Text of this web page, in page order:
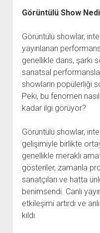
Görüntülü Show
Görüntülü showlar,
yayınlanan
genellikle dans, şarkı
sanatsal
showların popülerliği
Peki, bu fenomen
kadar ilgi görüyor?
Görüntülü showlar,
gelişimiyle birlikte
genellikle meraklı
gösteriler, zamanla
sanatçıları ve hatta
benimsendi. Canlı
etkileşimi artırdı ve
kıldı.